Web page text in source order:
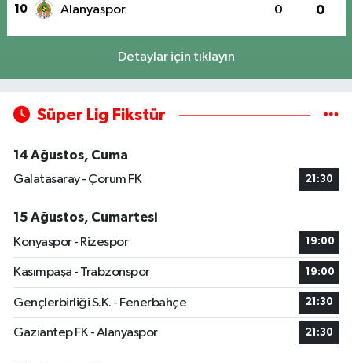
10 Alanyaspor 0 0
Detaylar için tıklayın
Süper Lig Fikstür
14 Ağustos, Cuma
Galatasaray - Çorum FK
21:30
15 Ağustos, Cumartesi
Konyaspor - Rizespor
19:00
Kasımpaşa - Trabzonspor 19:00
Gençlerbirliği S.K. - Fenerbahçe 21:30
Gaziantep FK - Alanyaspor 21:30